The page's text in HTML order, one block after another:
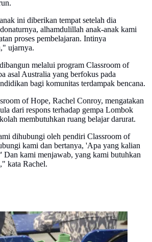
ini diberikan tempat setelah dia
alhamdulillah anak-anak kami
proses pembelajaran. Intinya
ujarnya.
melalui program Classroom of
asal Australia yang berfokus pada
bagi komunitas terdampak bencana.
of Hope, Rachel Conroy, mengatakan
dari respons terhadap gempa Lombok
membutuhkan ruang belajar darurat.
dihubungi oleh pendiri Classroom of
kami dan bertanya, 'Apa yang kalian
Dan kami menjawab, yang kami butuhkan
kata Rachel.